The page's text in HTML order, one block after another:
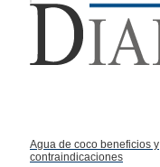
Agua de coco beneficios y
contraindicaciones